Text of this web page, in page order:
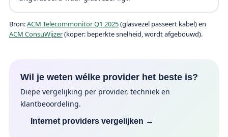
Bron:ACM Telecommonitor Q1 2025(glasvezel passeert kabel) en
ACM ConsuWijzer(koper: beperkte snelheid, wordt afgebouwd).
Wil je weten wélke provider het beste is?
Diepe vergelijking per provider, techniek en
klantbeoordeling.
Internet providers vergelijken →